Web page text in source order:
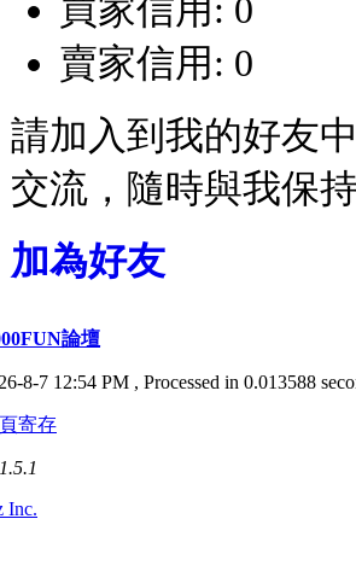
買家信用: 0
賣家信用: 0
請加入到我的好友
交流，隨時與我保
加為好友
論壇
8-7 12:54 PM , Processed in 0.013588
寄存
Inc.